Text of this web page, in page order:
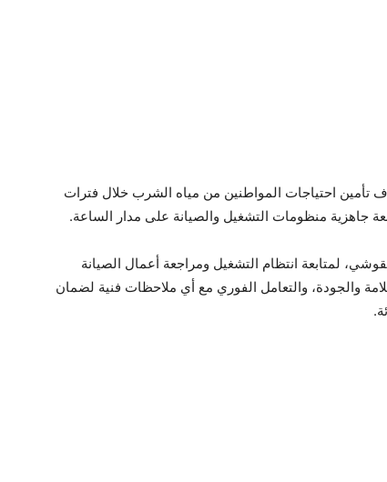
تأمين احتياجات المواطنين من مياه الشرب خلال فترات
جاهزية منظومات التشغيل والصيانة على مدار الساعة.
محطة رقم ١ ومحطة رفع البقوشي، لمتابعة انتظام التشغيل ومراجعة أعمال الصيانة
والجودة، والتعامل الفوري مع أي ملاحظات فنية لضمان